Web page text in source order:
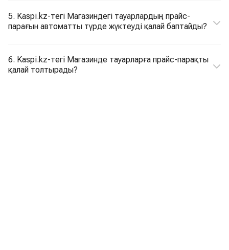
5. Kaspi.kz-тегі Магазиндегі тауарлардың прайс-
парағын автоматты түрде жүктеуді қалай баптайды?
6. Kaspi.kz-тегі Магазинде тауарларға прайс-парақты
қалай толтырады?